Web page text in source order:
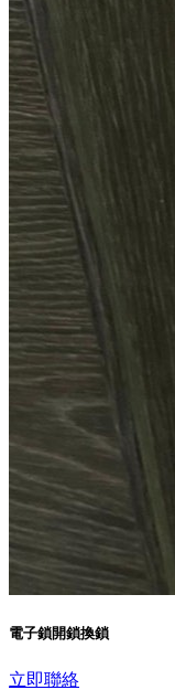
電子鎖開鎖換鎖
立即聯絡